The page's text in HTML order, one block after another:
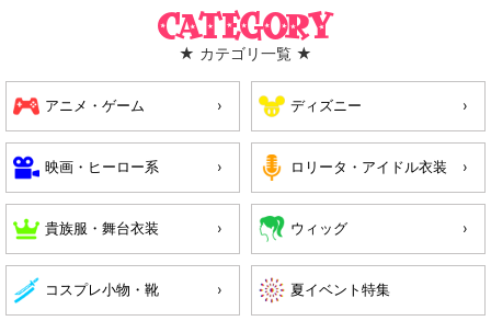
Category
★ カテゴリ一覧 ★
アニメ・ゲーム ディズニー
映画・ヒーロー系 ロリータ・アイドル衣装
貴族服・舞台衣装 ウィッグ
コスプレ小物・靴